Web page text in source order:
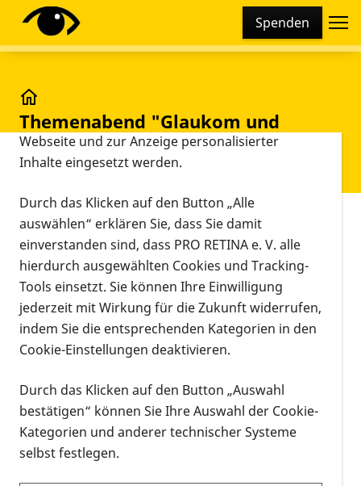
Spenden
Themenabend "Glaukom und
Augendruck bei kurzsichtigen
Menschen“, Nr. 42/2022
Vorlesen
Informationen zum Termin
28.04.2022, 19:00 Uhr–20:30 Uhr
Zielgruppe und Inhalte
Diehöhere Kurzsichtigkeitist ein Risikofaktor für
minus 5 Dioptrien erkrankten unabhängig vom
Augeninnendruck eher an einem Glaukom als
Normalsichtige.
Über das Krankheitsbild und die
Diese Webseite setzt verschiedene Cookies und
Tracking-Tools ein. Dies beinhaltet Cookies und
technisch notwendig sind, die zu statistischen
Zwecken sowie zur besseren Bedienbarkeit der
Webseite und zur Anzeige personalisierter
Inhalte eingesetzt werden.
Durch das Klicken auf den Button „Alle
auswählen“ erklären Sie, dass Sie damit
einverstanden sind, dass PRO RETINA e. V. alle
hierdurch ausgewählten Cookies und Tracking-
Tools einsetzt. Sie können Ihre Einwilligung
jederzeit mit Wirkung für die Zukunft widerrufen,
indem Sie die entsprechenden Kategorien in den
Cookie-Einstellungen deaktivieren.
Durch das Klicken auf den Button „Auswahl
bestätigen“ können Sie Ihre Auswahl der Cookie-
Kategorien und anderer technischer Systeme
selbst festlegen.